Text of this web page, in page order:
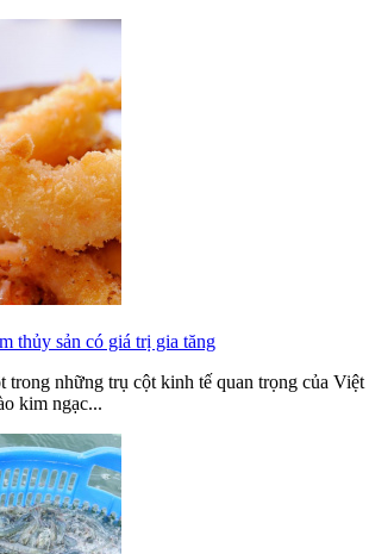
thủy sản có giá trị gia tăng
trong những trụ cột kinh tế quan trọng của Việt
kim ngạc...